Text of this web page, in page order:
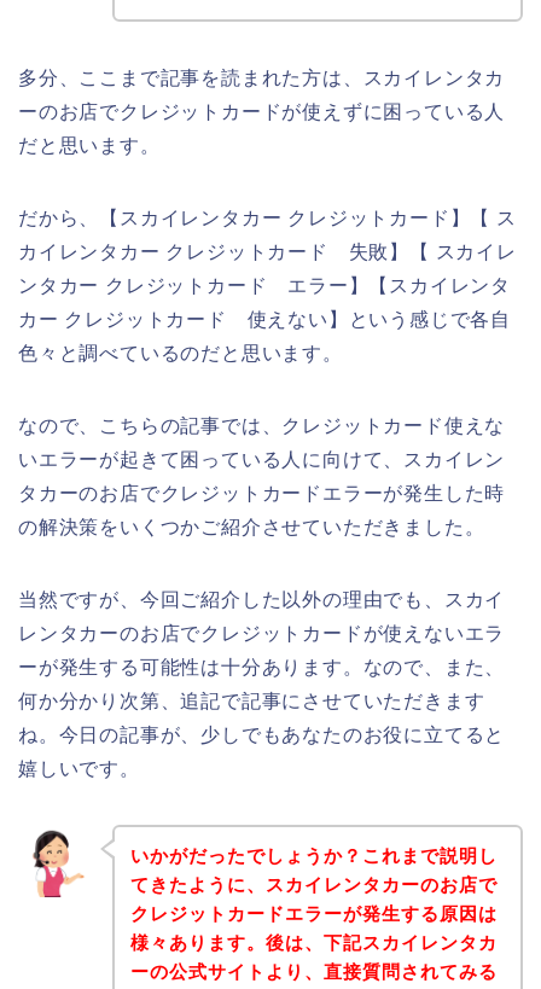
多分、ここまで記事を読まれた方は、スカイレンタカ
ーのお店でクレジットカードが使えずに困っている人
だと思います。
だから、【スカイレンタカー クレジットカード】【 ス
カイレンタカー クレジットカード 失敗】【 スカイレ
ンタカー クレジットカード エラー】【スカイレンタ
カー クレジットカード 使えない】という感じで各自
色々と調べているのだと思います。
なので、こちらの記事では、クレジットカード使えな
いエラーが起きて困っている人に向けて、スカイレン
タカーのお店でクレジットカードエラーが発生した時
の解決策をいくつかご紹介させていただきました。
当然ですが、今回ご紹介した以外の理由でも、スカイ
レンタカーのお店でクレジットカードが使えないエラ
ーが発生する可能性は十分あります。なので、また、
何か分かり次第、追記で記事にさせていただきます
ね。今日の記事が、少しでもあなたのお役に立てると
嬉しいです。
いかがだったでしょうか？これまで説明し
てきたように、スカイレンタカーのお店で
クレジットカードエラーが発生する原因は
様々あります。後は、下記スカイレンタカ
ーの公式サイトより、直接質問されてみる